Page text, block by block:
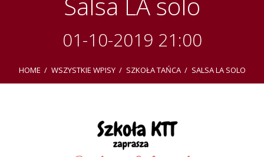
01-10-2019 21:00
HOME WSZYSTKIE WPISY SZKOŁA TAŃCA SALSA LA SOLO
Kurs instruktorski
Sprawozdania